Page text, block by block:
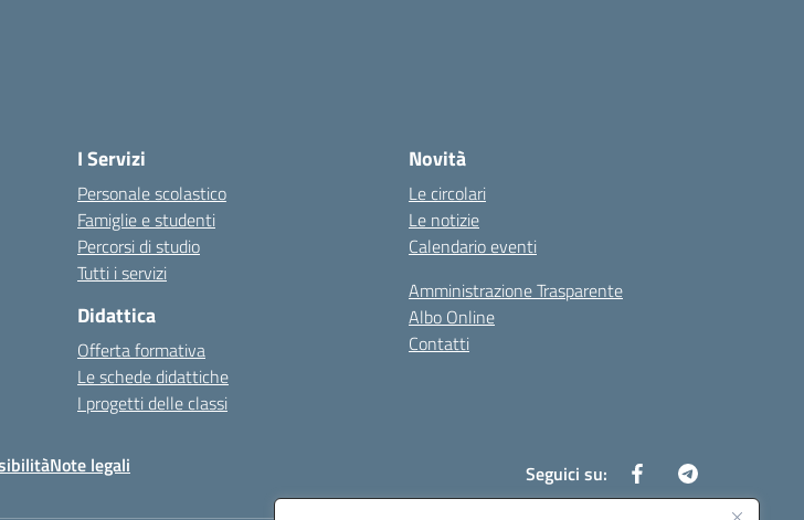
I Servizi
Personale scolastico
Famiglie e studenti
Percorsi di studio
Tutti i servizi
Didattica
Offerta formativa
Le schede didattiche
I progetti delle classi
Novità
Le circolari
Le notizie
Calendario eventi
Amministrazione Trasparente
Albo Online
Contatti
Note legali Seguici su: